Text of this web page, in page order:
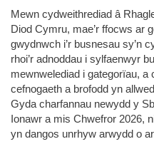
Mewn cydweithrediad â
Diod Cymru, mae’r ffocws ar
gwydnwch i’r busnesau sy’n
rhoi’r adnoddau i sylfaenwyr
mewnwelediad i gategorïau,
cefnogaeth a brofodd yn
Gyda charfannau newydd y
Ionawr a mis Chwefror 2026,
yn dangos unrhyw arwydd o